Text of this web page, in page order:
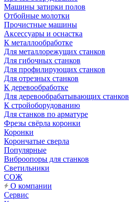
Машины затирки полов
Отбойные молотки
Прочистные машины
Аксeccyapы и оснастка
К металлообработке
Для металлорежущих станков
Для гибочных станков
Для профилирующих станков
Для отрезных станков
К деревообработке
Для деревообрабатывающих станков
К стройоборудованию
Для станков по арматуре
Фрезы свёрла коронки
Коронки
Корончатые сверла
Популярные
Виброопоры для станков
Светильники
СОЖ
О компании
Сервис